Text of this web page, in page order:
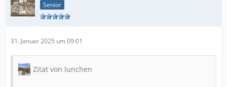
Senior
31. Januar 2025 um 09:01
Zitat von lunchen